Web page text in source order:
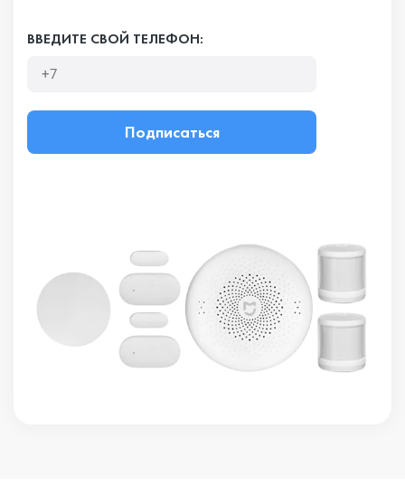
ВВЕДИТЕ СВОЙ ТЕЛЕФОН:
Подписаться